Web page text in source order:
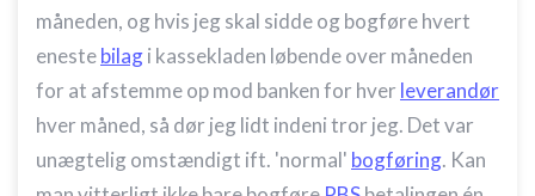
måneden, og hvis jeg skal sidde og bogføre hvert
enestebilagi kassekladen løbende over måneden
for at afstemme op mod banken for hver leverandør
hver måned, så dør jeg lidt indeni tror jeg. Det var
unægtelig omstændigt ift. 'normal' bogføring. Kan